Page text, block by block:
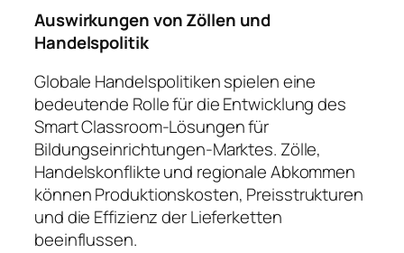
Auswirkungen von Zöllen und
Handelspolitik
Globale Handelspolitiken spielen eine
bedeutende Rolle für die Entwicklung des
Smart Classroom-Lösungen für
Bildungseinrichtungen-Marktes. Zölle,
Handelskonflikte und regionale Abkommen
können Produktionskosten, Preisstrukturen
und die Effizienz der Lieferketten
beeinflussen.